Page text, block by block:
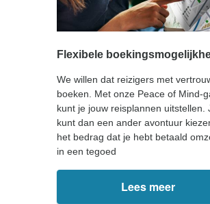
Flexibele
We willen dat reizigers met
boeken. Met onze Peace of Mind-
kunt je jouw reisplannen uitstellen.
kunt dan een ander avontuur
het bedrag dat je hebt betaald
in een tegoed
Lees meer